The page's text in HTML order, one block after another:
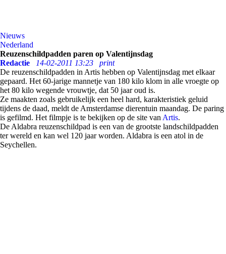
Nieuws
Nederland
Reuzenschildpadden paren op Valentijnsdag
Redactie
14-02-2011 13:23
print
De reuzenschildpadden in Artis hebben op Valentijnsdag met elkaar
gepaard. Het 60-jarige mannetje van 180 kilo klom in alle vroegte op
het 80 kilo wegende vrouwtje, dat 50 jaar oud is.
Ze maakten zoals gebruikelijk een heel hard, karakteristiek geluid
tijdens de daad, meldt de Amsterdamse dierentuin maandag. De paring
is gefilmd. Het filmpje is te bekijken op de site van Artis.
De Aldabra reuzenschildpad is een van de grootste landschildpadden
ter wereld en kan wel 120 jaar worden. Aldabra is een atol in de
Seychellen.